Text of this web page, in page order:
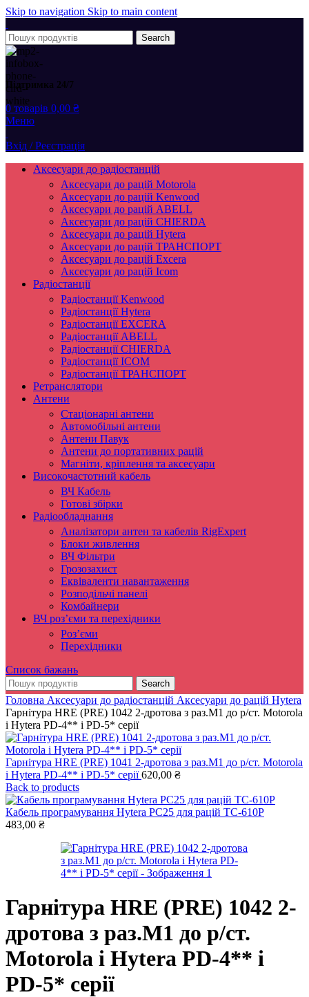
Skip to navigation Skip to main content
Search
Підтримка 24/7
0 товарів 0,00 ₴
Меню
Вхід / Реєстрація
Аксесуари до радіостанцій
Аксесуари до рацій Motorola
Аксесуари до рацій Kenwood
Аксесуари до рацій ABELL
Аксесуари до рацій CHIERDA
Аксесуари до рацій Hytera
Аксесуари до рацій ТРАНСПОРТ
Аксесуари до рацій Excera
Аксесуари до рацій Icom
Радіостанції
Радіостанції Kenwood
Радіостанції Hytera
Радіостанції EXCERA
Радіостанції ABELL
Радіостанції CHIERDA
Радіостанції ICOM
Радіостанції ТРАНСПОРТ
Ретранслятори
Антени
Стаціонарні антени
Автомобільні антени
Антени Павук
Антени до портативних рацій
Магніти, кріплення та аксесуари
Високочастотний кабель
ВЧ Кабель
Готові збірки
Радіообладнання
Аналізатори антен та кабелів RigExpert
Блоки живлення
ВЧ Фільтри
Грозозахист
Еквіваленти навантаження
Розподільчі панелі
Комбайнери
ВЧ роз’єми та перехідники
Роз’єми
Перехідники
Список бажань
Search
Головна Аксесуари до радіостанцій Аксесуари до рацій Hytera
Гарнітура HRE (PRE) 1042 2-дротова з раз.M1 до р/ст. Motorola
і Hytera PD-4** і PD-5* серії
Гарнітура HRE (PRE) 1041 2-дротова з раз.M1 до р/ст. Motorola
і Hytera PD-4** і PD-5* серії620,00 ₴
Back to products
Кабель програмування Hytera PC25 для рацій TC-610Р
483,00 ₴
Гарнітура HRE (PRE) 1042 2-
дротова з раз.M1 до р/ст.
Motorola і Hytera PD-4** і
PD-5* серії